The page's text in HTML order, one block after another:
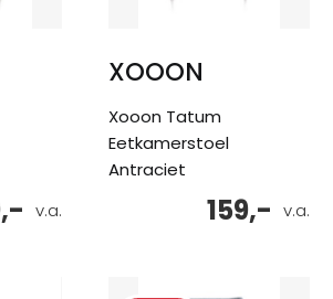
v.a.
XOOON
Xooon Tatum
Eetkamerstoel
Antraciet
v.a.
159,-